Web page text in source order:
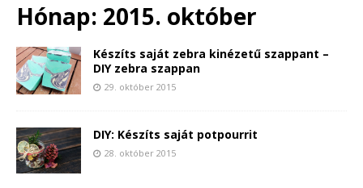
Hónap: 2015. október
Készíts saját zebra kinézetű szappant –
DIY zebra szappan
29. október 2015
DIY: Készíts saját potpourrit
28. október 2015